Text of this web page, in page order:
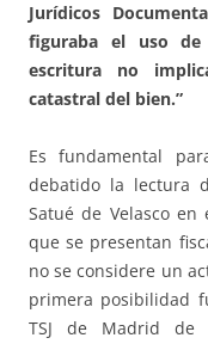
Jurídicos
figuraba el uso
escritura no
catastral del bien.”
Es fundamental
debatido la lectura
Satué de Velasco
que se presentan
no se considere un
primera posibilidad
TSJ de Madrid de